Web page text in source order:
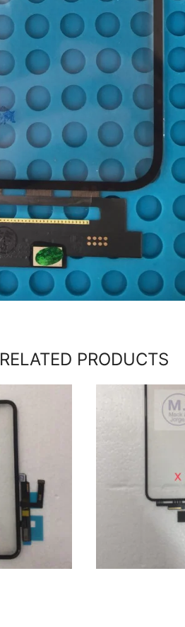
RELATED PRODUCTS